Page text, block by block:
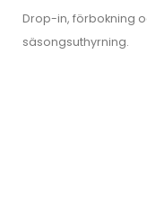
Drop-in, förbokning
säsongsuthyrning.